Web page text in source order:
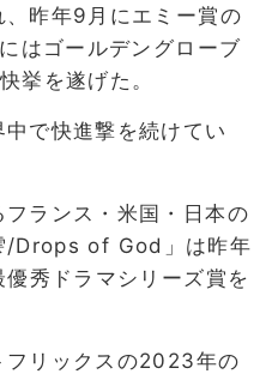
昨年9月にエミー賞の
はゴールデングローブ
挙を遂げた。
で快進撃を続けてい
ランス・米国・日本の
/Drops of God」は昨年
秀ドラマシリーズ賞を
フリックスの2023年の